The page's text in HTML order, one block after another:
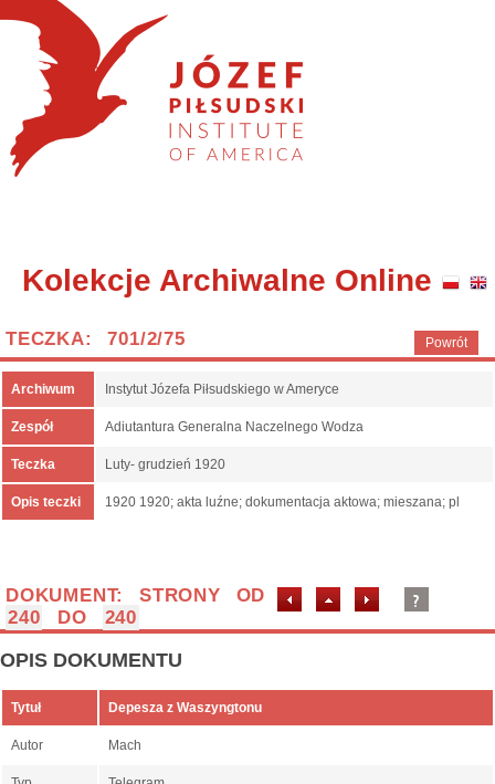
Kolekcje Archiwalne Online
Powrót
TECZKA: 701/2/75
Archiwum Instytut Józefa Piłsudskiego w Ameryce
Zespół Adiutantura Generalna Naczelnego Wodza
Teczka Luty- grudzień 1920
Opis teczki 1920 1920; akta luźne; dokumentacja aktowa; mieszana; pl
DOKUMENT: STRONY OD
240
DO 240
OPIS DOKUMENTU
Tytuł Depesza z Waszyngtonu
Autor Mach